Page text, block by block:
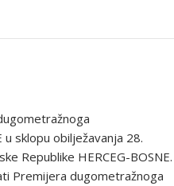
sklopu obilježavanja 28.
Republike HERCEG-BOSNE.
Premijera dugometražnoga